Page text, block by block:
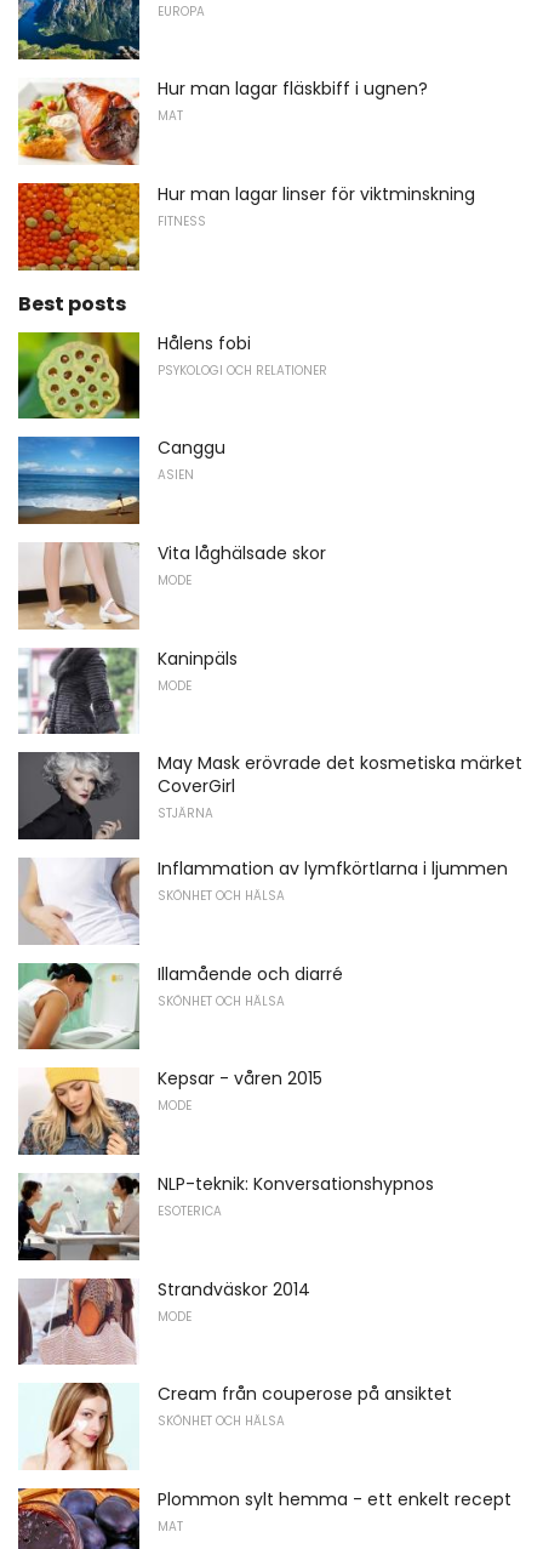
EUROPA
Hur man lagar fläskbiff i ugnen?
MAT
Hur man lagar linser för viktminskning
FITNESS
Best posts
Hålens fobi
PSYKOLOGI OCH RELATIONER
Canggu
ASIEN
Vita låghälsade skor
MODE
Kaninpäls
MODE
May Mask erövrade det kosmetiska märket
CoverGirl
STJÄRNA
Inflammation av lymfkörtlarna i ljummen
SKÖNHET OCH HÄLSA
Illamående och diarré
SKÖNHET OCH HÄLSA
Kepsar - våren 2015
MODE
NLP-teknik: Konversationshypnos
ESOTERICA
Strandväskor 2014
MODE
Cream från couperose på ansiktet
SKÖNHET OCH HÄLSA
Plommon sylt hemma - ett enkelt recept
MAT